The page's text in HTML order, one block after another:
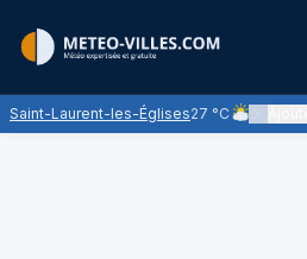
Saint-Laurent-les-Églises27 °C
Ciel